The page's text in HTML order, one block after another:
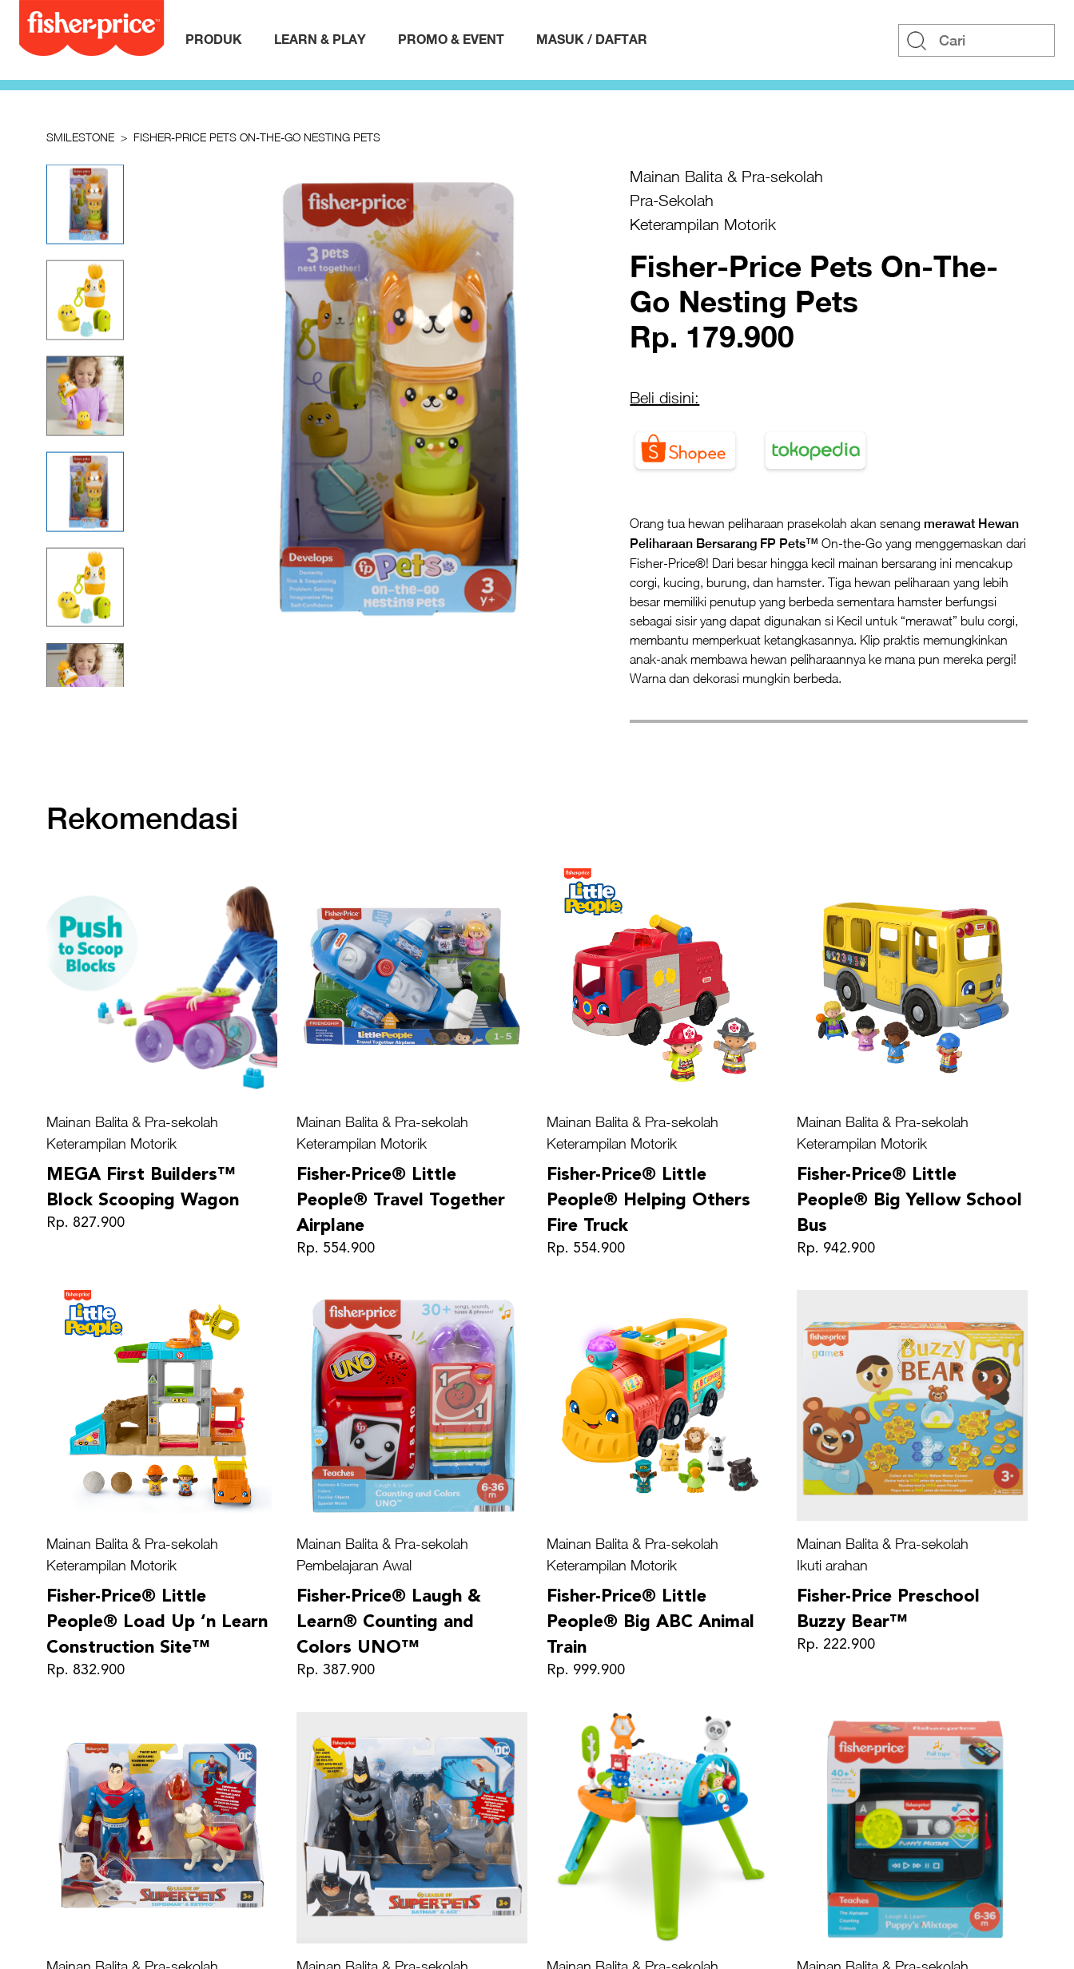
PRODUK LEARN & PLAY PROMO & EVENT MASUK / DAFTAR
SMILESTONE FISHER-PRICE PETS ON-THE-GO NESTING PETS
Mainan Balita & Pra-sekolah
Pra-Sekolah
Keterampilan Motorik
Fisher-Price Pets On-The-
Go Nesting Pets
Rp. 179.900
Beli disini:
Orang tua hewan peliharaan prasekolah akan senang merawat Hewan
Peliharaan Bersarang FP Pets™ On-the-Go yang menggemaskan dari
Fisher-Price®! Dari besar hingga kecil mainan bersarang ini mencakup
corgi, kucing, burung, dan hamster. Tiga hewan peliharaan yang lebih
besar memiliki penutup yang berbeda sementara hamster berfungsi
sebagai sisir yang dapat digunakan si Kecil untuk “merawat” bulu corgi,
membantu memperkuat ketangkasannya. Klip praktis memungkinkan
anak-anak membawa hewan peliharaannya ke mana pun mereka pergi!
Warna dan dekorasi mungkin berbeda.
Rekomendasi
Mainan Balita & Pra-sekolah
Keterampilan Motorik
MEGA First Builders™
Block Scooping Wagon
Rp. 827.900
Mainan Balita & Pra-sekolah
Keterampilan Motorik
Fisher-Price® Little
People® Travel Together
Airplane
Rp. 554.900
Mainan Balita & Pra-sekolah
Keterampilan Motorik
Fisher-Price® Little
People® Helping Others
Fire Truck
Rp. 554.900
Mainan Balita & Pra-sekolah
Keterampilan Motorik
Fisher-Price® Little
People® Big Yellow School
Bus
Rp. 942.900
Mainan Balita & Pra-sekolah
Keterampilan Motorik
Fisher-Price® Little
People® Load Up ‘n Learn
Construction Site™
Rp. 832.900
Mainan Balita & Pra-sekolah
Pembelajaran Awal
Fisher-Price® Laugh &
Learn® Counting and
Colors UNO™
Rp. 387.900
Mainan Balita & Pra-sekolah
Keterampilan Motorik
Fisher-Price® Little
People® Big ABC Animal
Train
Rp. 999.900
Mainan Balita & Pra-sekolah
Ikuti arahan
Fisher-Price Preschool
Buzzy Bear™
Rp. 222.900